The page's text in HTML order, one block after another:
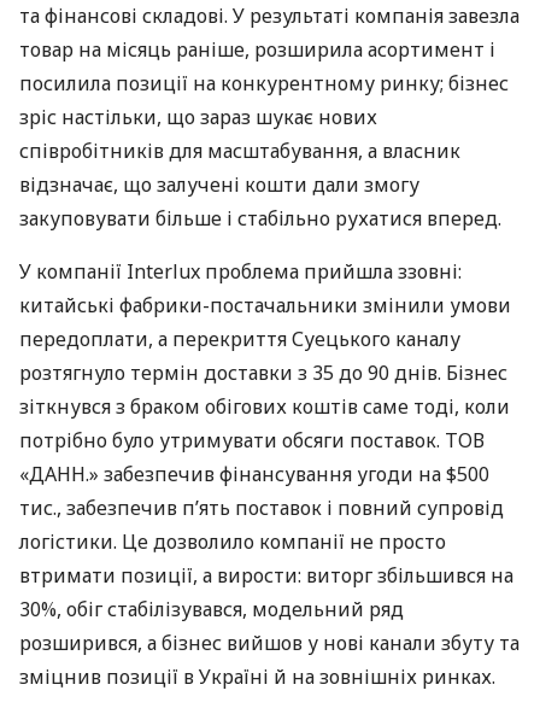
та фінансові складові. У результаті компанія завезла
товар на місяць раніше, розширила асортимент і
посилила позиції на конкурентному ринку; бізнес
зріс настільки, що зараз шукає нових
співробітників для масштабування, а власник
відзначає, що залучені кошти дали змогу
закуповувати більше і стабільно рухатися вперед.
У компанії Interlux проблема прийшла ззовні:
китайські фабрики-постачальники змінили умови
передоплати, а перекриття Суецького каналу
розтягнуло термін доставки з 35 до 90 днів. Бізнес
зіткнувся з браком обігових коштів саме тоді, коли
потрібно було утримувати обсяги поставок. ТОВ
«ДАНН.» забезпечив фінансування угоди на $500
тис., забезпечив п’ять поставок і повний супровід
логістики. Це дозволило компанії не просто
втримати позиції, а вирости: виторг збільшився на
30%, обіг стабілізувався, модельний ряд
розширився, а бізнес вийшов у нові канали збуту та
зміцнив позиції в Україні й на зовнішніх ринках.